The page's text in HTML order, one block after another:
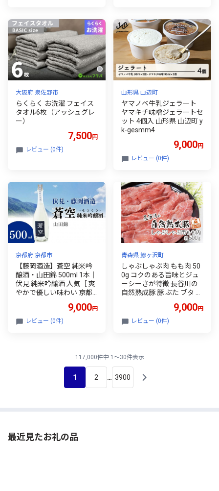
大阪府 泉佐野市
らくらく お洗濯 フェイス
タオル6枚（アッシュグレ
ー）
7,500円
レビュー (0件)
山形県 山辺町
ヤマノベ牛乳ジェラート
ヤマキチ味噌ジェラートセ
ット 4個入 山形県 山辺町 y
k-gesmm4
9,000円
レビュー (0件)
京都府 京都市
【藤岡酒造】蒼空 純米吟
醸酒・山田錦 500ml 1本｜
伏見 純米吟醸酒 人気［ 爽
やかで優しい味わい 京都
ト プレゼント 贈答 お取り
寄せ 通販 送料無料 ふるさ
9,000円
レビュー (0件)
青森県 鰺ヶ沢町
しゃぶしゃぶ肉 もも肉 50
0g コクのある旨味とジュ
ーシーさが特徴 長谷川の
自然熟成豚 豚 ぶた ブタ 豚
ゃぶしゃぶ用 しゃぶしゃ
ぶ用肉 モモ肉 青森 青森県
9,000円
レビュー (0件)
117,000件中 1～30件表示
1 2 … 3900
最近見たお礼の品